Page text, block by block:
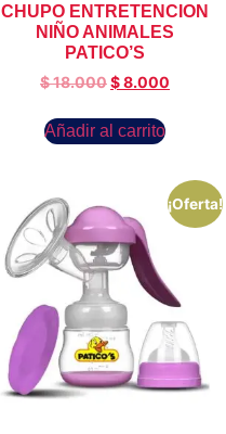
CHUPO ENTRETENCION
NIÑO ANIMALES
PATICO’S
$18.000$8.000
Añadir al carrito
¡Oferta!